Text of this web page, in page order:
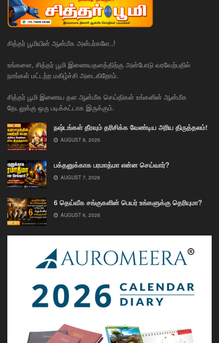
சித்தர் பூமியின் ஆன்மீக அன்பர்களே..!
உங்களை, சித்தர் பூமி இணையதளத்திற்கு அன்போடு வரவேற்பதில்
நாங்கள் மட்டற்ற மகிழ்ச்சி அடைகிறோம்.
சித்தர் பூமி இணைய தள ஆன்மீக செய்திகள் உங்களின் ஆன்மீக
தேடலுக்கு ஒரு படிக்கட்டாக இருக்கும்.
நஷ்டங்கள் தீரவும் தரிசிக்க வேண்டிய அரிய திருத்தலம்!
AUGUST 8, 2026
பக்தனுக்காக பரமாத்மா என்ன செய்வார்?
AUGUST 7, 2026
6 தெய்வீக சங்குகளின் பெயர் உங்களுக்கு தெரியுமா?
AUGUST 6, 2026